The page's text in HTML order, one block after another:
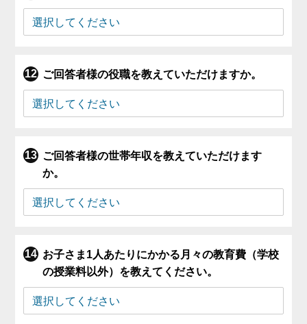
ご回答者様の役職を教えていただけますか。
ご回答者様の世帯年収を教えていただけます
か。
お子さま1人あたりにかかる月々の教育費（学校
の授業料以外）を教えてください。